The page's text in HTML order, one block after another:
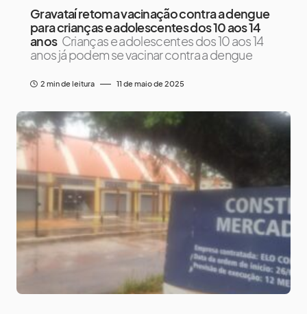
Gravataí retoma vacinação contra a dengue
para crianças e adolescentes dos 10 aos 14
anos Crianças e adolescentes dos 10 aos 14
anos já podem se vacinar contra a dengue
2 min de leitura 11 de maio de 2025